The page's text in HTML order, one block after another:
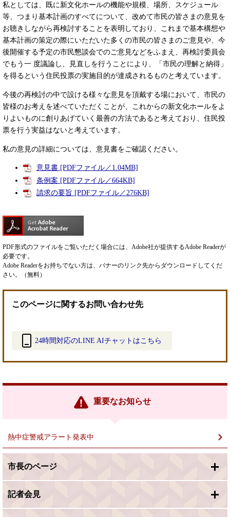
私としては、既に新文化ホールの機能や規模、場所、スケジュール
等、つまり基本計画のすべてについて、改めて市民の皆さまの意見を
お聴きしながら再検討することを表明しており、これまで基本構想や
基本計画の策定の際にいただいた多くの市民の皆さまのご意見や、今
後開催する予定の市民懇談会でのご意見などをふまえ、再検討委員会
でもう一 度議論し、見直しを行うことにより、「市民の理解と納得」
を得るという住民投票の実施目的が達成されるものと考えています。
今後の再検討の中で設ける様々な意見を頂戴する場において、市民の
皆様のお考えを述べていただくことが、これからの新文化ホールをよ
りよいものに創りあげていく最善の方法であると考えており、住民投
票を行う実益はないと考えています。
私の意見の詳細については、意見書をご確認ください。
意見書 [PDFファイル／1.04MB]
条例案 [PDFファイル／664KB]
請求の要旨 [PDFファイル／276KB]
PDF形式のファイルをご覧いただく場合には、Adobe社が提供するAdobe Readerが
必要です。
Adobe Readerをお持ちでない方は、バナーのリンク先からダウンロードしてくだ
さい。（無料）
このページに関するお問い合わせ先
24時間対応のLINE AIチャットはこちら
リ
重要なお知らせ
熱中症警戒アラート発表中
市長のページ
記者会見